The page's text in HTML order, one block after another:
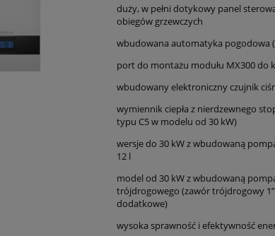
duży, w pełni dotykowy panel
obiegów grzewczych
wbudowana automatyka pogodowa
port do montażu modułu MX300 do
wbudowany elektroniczny czujnik
wymiennik ciepła z nierdzewnego
typu C5 w modelu od 30 kW)
wersje do 30 kW z wbudowaną
12 l
model od 30 kW z wbudowaną
trójdrogowego (zawór trójdrogowy
dodatkowe)
wysoka sprawność i efektywność